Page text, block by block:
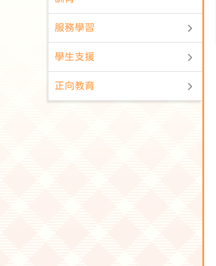
服務學習
學生支援
正向教育